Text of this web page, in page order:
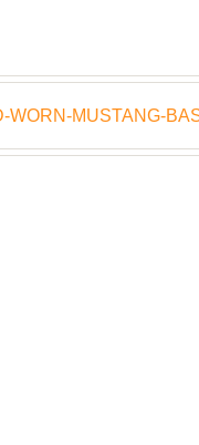
WORN-MUSTANG-